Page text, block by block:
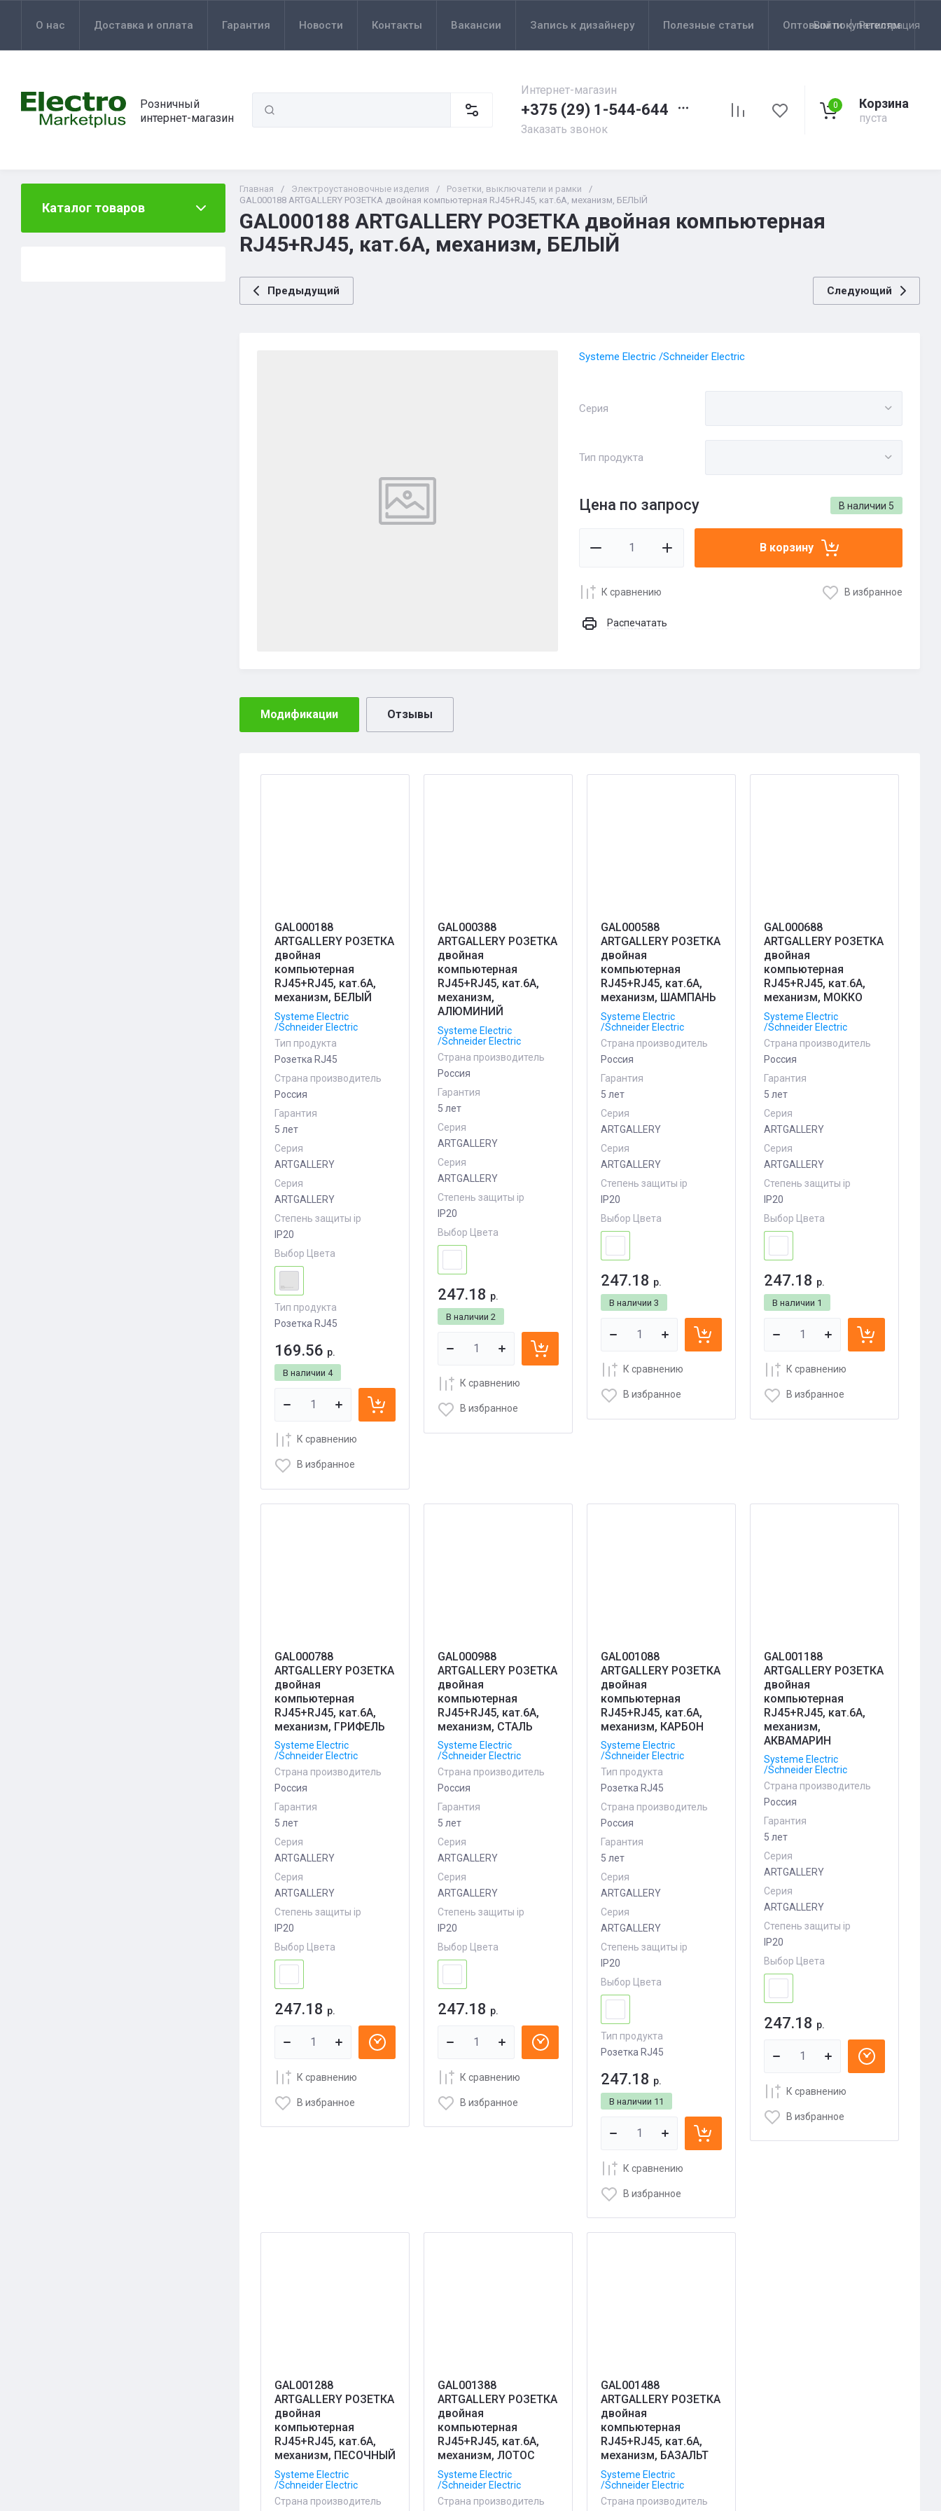
О нас Доставка и оплата Гарантия Новости Контакты Вакансии Запись к дизайнеру Полезные статьи Оптовым покупателям
Войти Регистрация
Розничный
интернет-магазин
Интернет-магазин
+375 (29) 1-544-644
Заказать звонок
0 Корзина
пуста
Каталог товаров
Главная / Электроустановочные изделия / Розетки, выключатели и рамки
/
GAL000188 ARTGALLERY РОЗЕТКА двойная компьютерная RJ45+RJ45, кат.6А, механизм, БЕЛЫЙ
GAL000188 ARTGALLERY РОЗЕТКА двойная компьютерная
RJ45+RJ45, кат.6А, механизм, БЕЛЫЙ
Предыдущий Следующий
Systeme Electric /Schneider Electric
Серия
Тип продукта
В наличии 5
Цена по запросу
В корзину
К сравнению В избранное
Распечатать
Модификации Отзывы
GAL000188
ARTGALLERY РОЗЕТКА
двойная
компьютерная
RJ45+RJ45, кат.6А,
механизм, БЕЛЫЙ
Systeme Electric
/Schneider Electric
Тип продукта
Розетка RJ45
Страна производитель
Россия
Гарантия
5 лет
Серия
ARTGALLERY
Серия
ARTGALLERY
Степень защиты ip
IP20
Выбор Цвета
Тип продукта
Розетка RJ45
В наличии 4
169.56 р.
К сравнению
В избранное
GAL000388
ARTGALLERY РОЗЕТКА
двойная
компьютерная
RJ45+RJ45, кат.6А,
механизм,
АЛЮМИНИЙ
Systeme Electric
/Schneider Electric
Страна производитель
Россия
Гарантия
5 лет
Серия
ARTGALLERY
Серия
ARTGALLERY
Степень защиты ip
IP20
Выбор Цвета
В наличии 2
247.18 р.
К сравнению
В избранное
GAL000588
ARTGALLERY РОЗЕТКА
двойная
компьютерная
RJ45+RJ45, кат.6А,
механизм, ШАМПАНЬ
Systeme Electric
/Schneider Electric
Страна производитель
Россия
Гарантия
5 лет
Серия
ARTGALLERY
Серия
ARTGALLERY
Степень защиты ip
IP20
Выбор Цвета
В наличии 3
247.18 р.
К сравнению
В избранное
GAL000688
ARTGALLERY РОЗЕТКА
двойная
компьютерная
RJ45+RJ45, кат.6А,
механизм, МОККО
Systeme Electric
/Schneider Electric
Страна производитель
Россия
Гарантия
5 лет
Серия
ARTGALLERY
Серия
ARTGALLERY
Степень защиты ip
IP20
Выбор Цвета
В наличии 1
247.18 р.
К сравнению
В избранное
GAL000788
ARTGALLERY РОЗЕТКА
двойная
компьютерная
RJ45+RJ45, кат.6А,
механизм, ГРИФЕЛЬ
Systeme Electric
/Schneider Electric
Страна производитель
Россия
Гарантия
5 лет
Серия
ARTGALLERY
Серия
ARTGALLERY
Степень защиты ip
IP20
Выбор Цвета
247.18 р.
К сравнению
В избранное
GAL000988
ARTGALLERY РОЗЕТКА
двойная
компьютерная
RJ45+RJ45, кат.6А,
механизм, СТАЛЬ
Systeme Electric
/Schneider Electric
Страна производитель
Россия
Гарантия
5 лет
Серия
ARTGALLERY
Серия
ARTGALLERY
Степень защиты ip
IP20
Выбор Цвета
247.18 р.
К сравнению
В избранное
GAL001088
ARTGALLERY РОЗЕТКА
двойная
компьютерная
RJ45+RJ45, кат.6А,
механизм, КАРБОН
Systeme Electric
/Schneider Electric
Тип продукта
Розетка RJ45
Страна производитель
Россия
Гарантия
5 лет
Серия
ARTGALLERY
Серия
ARTGALLERY
Степень защиты ip
IP20
Выбор Цвета
Тип продукта
Розетка RJ45
В наличии 11
247.18 р.
К сравнению
В избранное
GAL001188
ARTGALLERY РОЗЕТКА
двойная
компьютерная
RJ45+RJ45, кат.6А,
механизм,
АКВАМАРИН
Systeme Electric
/Schneider Electric
Страна производитель
Россия
Гарантия
5 лет
Серия
ARTGALLERY
Серия
ARTGALLERY
Степень защиты ip
IP20
Выбор Цвета
247.18 р.
К сравнению
В избранное
GAL001288
ARTGALLERY РОЗЕТКА
двойная
компьютерная
RJ45+RJ45, кат.6А,
механизм, ПЕСОЧНЫЙ
Systeme Electric
/Schneider Electric
Страна производитель
GAL001388
ARTGALLERY РОЗЕТКА
двойная
компьютерная
RJ45+RJ45, кат.6А,
механизм, ЛОТОС
Systeme Electric
/Schneider Electric
Страна производитель
GAL001488
ARTGALLERY РОЗЕТКА
двойная
компьютерная
RJ45+RJ45, кат.6А,
механизм, БАЗАЛЬТ
Systeme Electric
/Schneider Electric
Страна производитель